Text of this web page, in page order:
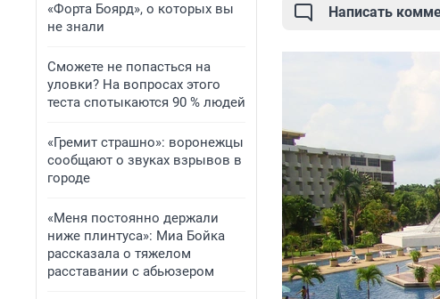
«Форта Боярд», о которых вы
не знали
Сможете не попасться на
уловки? На вопросах этого
теста спотыкаются 90 % людей
«Гремит страшно»: воронежцы
сообщают о звуках взрывов в
городе
«Меня постоянно держали
ниже плинтуса»: Миа Бойка
рассказала о тяжелом
расставании с абьюзером
Написать